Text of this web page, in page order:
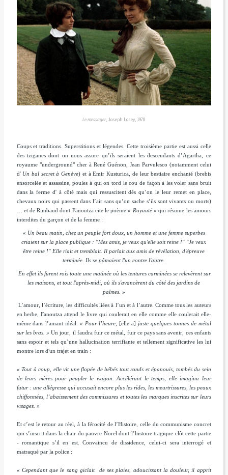
Le messager, Joseph Losey, 1970
Coups et traditions. Superstitions et légendes. Cette troisième partie est aussi celle
des tziganes dont on nous assure qu’ils seraient les descendants d’Agartha, ce
royaume "underground"cher à René Guénon, Jean Parvulesco (notamment celui
d' Un bal secret à Genève) et à Emir Kusturica, de leur bestiaire enchanté (brebis
ensorcelée et assassine, poules à qui on tord le cou de façon à les voler sans bruit
dans la ferme d' à côté mais qui ressuscitent dès qu’on le leur remet en place,
chevaux noirs qui passent dans l’air sans qu’on sache s’ils sont vivants ou morts)
… et de Rimbaud dont Fanoutza cite le poème « Royauté » qui résume les amours
interdites du garçon et de la femme :
« Un beau matin, chez un peuple fort doux, un homme et une femme superbes
criaient sur la place publique : "Mes amis, je veux qu'elle soit reine !" "Je veux
être reine !" Elle riait et tremblait. Il parlait aux amis de révélation, d'épreuve
terminée. Ils se pâmaient l'un contre l'autre.
En effet ils furent rois toute une matinée où les tentures carminées se relevèrent sur
les maisons, et tout l'après-midi, où ils s'avancèrent du côté des jardins de
palmes. »
L’amour, l’écriture, les difficultés liées à l’un et à l’autre. Comme tous les auteurs
en herbe, Fanoutza attend le livre qui coulerait en elle comme elle coulerait elle-
même dans l’amant idéal.« Pour l’heure,[elle a] juste quelques tonnes de métal
sur les bras. »Un jour, il faudra fuir ce métal, fuir ce pays sans avenir, ces enfants
sans espoir et tels qu’une hallucination terrifiante et tellement significative les lui
montre lors d'un trajet en train :
« Tout à coup, elle vit une flopée de bébés tout ronds et épanouis, tombés du sein
de leurs mères pour peupler le wagon. Accélérant le temps, elle imagina leur
futur : une allégresse qui accusait encore plus les rides, les meurtrissures, les peaux
chiffonnées, l’abaissement des commissures et toutes les marques inscrites sur leurs
visages. »
Et c’est le retour au réel, à la férocité de l’Histoire, celle du communisme concret
qui s’inscrit dans la chair du pauvre Norel dont l’histoire tragique clôt cette partie
- romantique s’il en est. Convaincu de dissidence, celui-ci sera interrogé et
matraqué par la police :
« Cependant que le sang giclait
de ses plaies, adoucissant la douleur, il apprit